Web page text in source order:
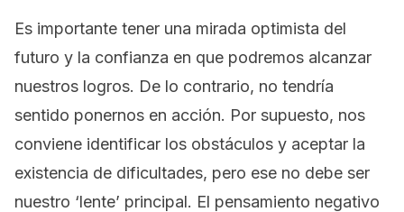
Es importante tener una mirada optimista del
futuro y la confianza en que podremos alcanzar
nuestros logros. De lo contrario, no tendría
sentido ponernos en acción. Por supuesto, nos
conviene identificar los obstáculos y aceptar la
existencia de dificultades, pero ese no debe ser
nuestro ‘lente’ principal. El pensamiento negativo